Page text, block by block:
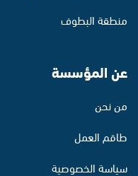
منطقة البطوف
عن المؤسسة
من نحن
طاقم العمل
سياسة الخصوصية